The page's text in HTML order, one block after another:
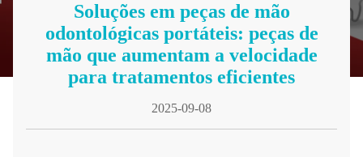
Soluções em peças de mão
odontológicas portáteis: peças de
mão que aumentam a velocidade
para tratamentos eficientes
2025-09-08